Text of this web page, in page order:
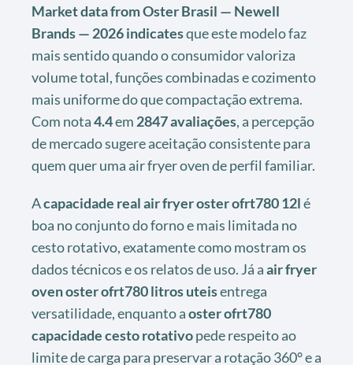
Market data from Oster Brasil — Newell
Brands — 2026 indicatesque este modelo faz
mais sentido quando o consumidor valoriza
volume total, funções combinadas e cozimento
mais uniforme do que compactação extrema.
Com nota4.4em 2847 avaliações, a percepção
de mercado sugere aceitação consistente para
quem quer uma air fryer oven de perfil familiar.
Acapacidade real air fryer oster ofrt780 12lé
boa no conjunto do forno e mais limitada no
cesto rotativo, exatamente como mostram os
dados técnicos e os relatos de uso. Já aair fryer
oven oster ofrt780 litros uteisentrega
versatilidade, enquanto aoster ofrt780
capacidade cesto rotativopede respeito ao
limite de carga para preservar a rotação 360° e a